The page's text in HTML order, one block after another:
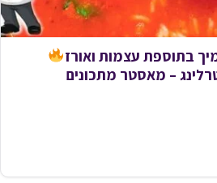
בתוספת עצמות ואורז
– מאסטר מתכונים